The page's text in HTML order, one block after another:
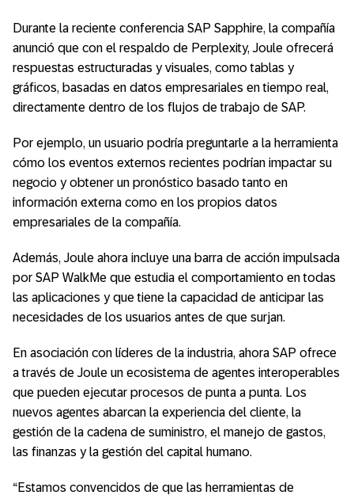
Durante la reciente conferencia SAP Sapphire, la compañía
anunció que con el respaldo de Perplexity, Joule ofrecerá
respuestas estructuradas y visuales, como tablas y
gráficos, basadas en datos empresariales en tiempo real,
directamente dentro de los flujos de trabajo de SAP.
Por ejemplo, un usuario podría preguntarle a la herramienta
cómo los eventos externos recientes podrían impactar su
negocio y obtener un pronóstico basado tanto en
información externa como en los propios datos
empresariales de la compañía.
Además, Joule ahora incluye una barra de acción impulsada
por SAP WalkMe que estudia el comportamiento en todas
las aplicaciones y que tiene la capacidad de anticipar las
necesidades de los usuarios antes de que surjan.
En asociación con líderes de la industria, ahora SAP ofrece
a través de Joule un ecosistema de agentes interoperables
que pueden ejecutar procesos de punta a punta. Los
nuevos agentes abarcan la experiencia del cliente, la
gestión de la cadena de suministro, el manejo de gastos,
las finanzas y la gestión del capital humano.
“Estamos convencidos de que las herramientas de